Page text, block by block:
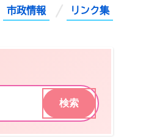
市政情報 リンク集